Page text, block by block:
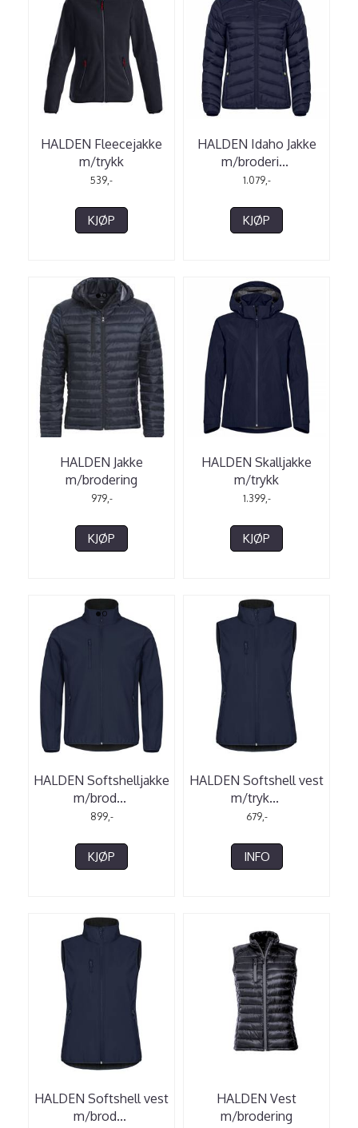
HALDEN Fleecejakke
m/trykk
539,-
KJØP
HALDEN Idaho Jakke
m/broderi...
1.079,-
KJØP
HALDEN Jakke
m/brodering
979,-
KJØP
HALDEN Skalljakke
m/trykk
1.399,-
KJØP
HALDEN Softshelljakke
m/brod...
899,-
KJØP
HALDEN Softshell vest
m/tryk...
679,-
INFO
HALDEN Softshell vest
m/brod...
HALDEN Vest
m/brodering